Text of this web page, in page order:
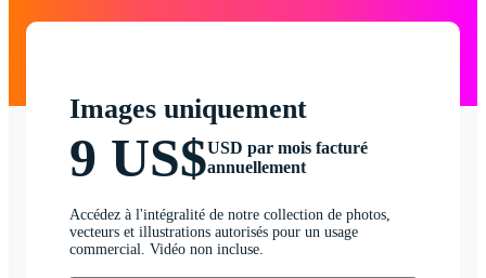
Images uniquement
9 US$USD par mois facturé
annuellement
Accédez à l'intégralité de notre collection de photos,
vecteurs et illustrations autorisés pour un usage
commercial. Vidéo non incluse.